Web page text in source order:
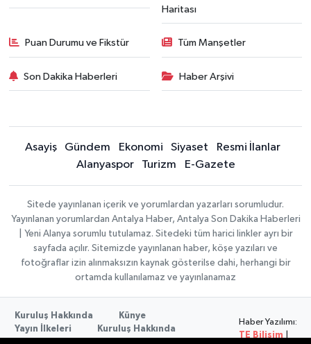
Haritası
Puan Durumu ve Fikstür Tüm Manşetler
Son Dakika Haberleri Haber Arşivi
Asayiş Gündem Ekonomi Siyaset
Resmi İlanlar
Alanyaspor
Turizm E-Gazete
Sitede yayınlanan içerik ve yorumlardan yazarları sorumludur.
Yayınlanan yorumlardan Antalya Haber, Antalya Son Dakika Haberleri
| Yeni Alanya sorumlu tutulamaz. Sitedeki tüm harici linkler ayrı bir
sayfada açılır. Sitemizde yayınlanan haber, köşe yazıları ve
fotoğraflar izin alınmaksızın kaynak gösterilse dahi, herhangi bir
ortamda kullanılamaz ve yayınlanamaz
Kuruluş Hakkında
Künye
Yayın İlkeleri
Kuruluş Hakkında
Haber Yazılımı:
TE Bilişim